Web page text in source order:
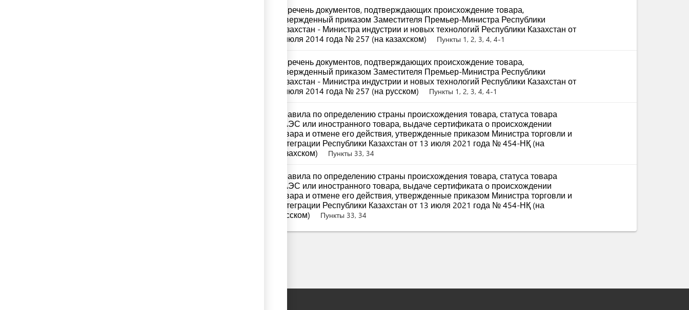
Перечень документов, подтверждающих происхождение товара,
утвержденный приказом Заместителя Премьер-Министра Республики
Казахстан - Министра индустрии и новых технологий Республики Казахстан от
8 июля 2014 года № 257 (на казахском)
Пункты 1, 2, 3, 4, 4-1
Перечень документов, подтверждающих происхождение товара,
утвержденный приказом Заместителя Премьер-Министра Республики
Казахстан - Министра индустрии и новых технологий Республики Казахстан от
8 июля 2014 года № 257 (на русском)
Пункты 1, 2, 3, 4, 4-1
Правила по определению страны происхождения товара, статуса товара
ЕАЭС или иностранного товара, выдаче сертификата о происхождении
товара и отмене его действия, утвержденные приказом Министра торговли и
интеграции Республики Казахстан от 13 июля 2021 года № 454-НҚ (на
казахском)
Пункты 33, 34
Правила по определению страны происхождения товара, статуса товара
ЕАЭС или иностранного товара, выдаче сертификата о происхождении
товара и отмене его действия, утвержденные приказом Министра торговли и
интеграции Республики Казахстан от 13 июля 2021 года № 454-НҚ (на
русском)
Пункты 33, 34